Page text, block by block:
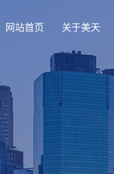
网站首页 关于美天